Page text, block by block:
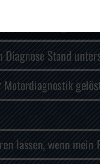
in Stuttgart?
Diagnose Stand
lassen, wenn